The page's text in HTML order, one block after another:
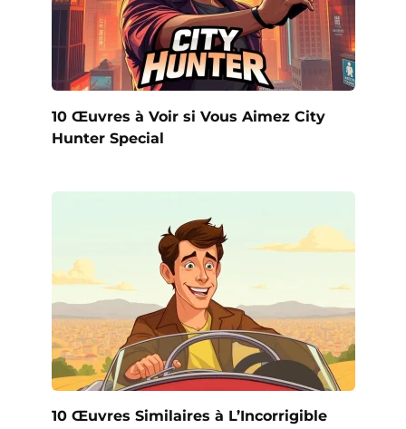
10 Œuvres à Voir si Vous Aimez City
Hunter Special
10 Œuvres Similaires à L’Incorrigible